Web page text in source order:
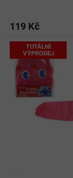
119 Kč
TOTÁLNÍ
VÝPRODEJ